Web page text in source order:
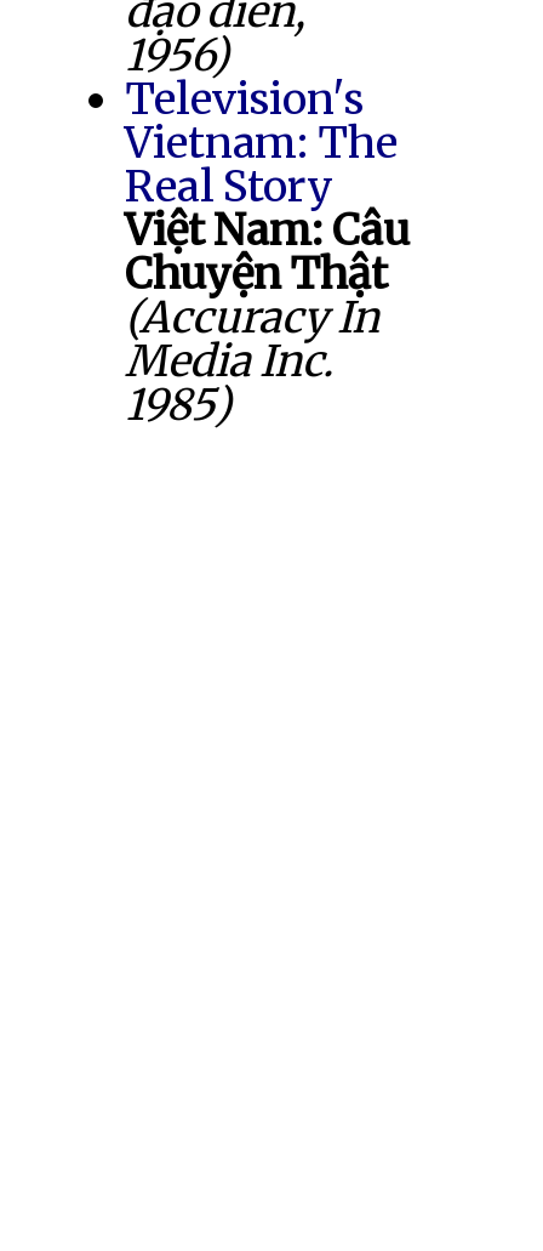
đạo diễn,
1956)
Television's
Vietnam: The
Real Story
Việt Nam: Câu
Chuyện Thật
(Accuracy In
Media Inc.
1985)